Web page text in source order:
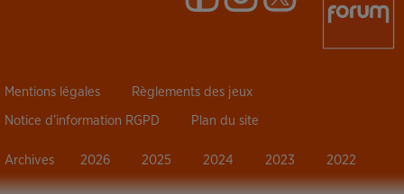
Mentions légales Règlements des jeux
Notice d’information RGPD Plan du site
Archives 2026 2025 2024 2023 2022